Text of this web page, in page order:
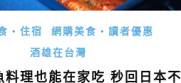
・住宿
網購美食・讀者優惠
酒雄在台灣
料理也能在家吃 秒回日本不